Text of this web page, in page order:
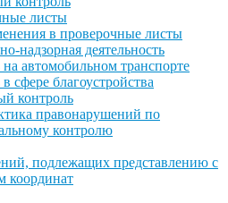
листы
в проверочные листы
надзорная деятельность
автомобильном транспорте
сфере благоустройства
контроль
правонарушений по
контролю
подлежащих представлению с
координат